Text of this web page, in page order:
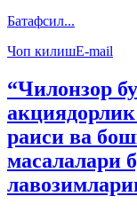
Батафсил...
Чоп килишE-mail
“Чилонзор
раиси ва
масалалари